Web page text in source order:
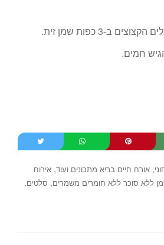
ב-3 כפות שמן זית.
חמים.
, אורח חיים בריא מתכונים ועוד, אירוח
ללא סוכר ללא חומרים משמרים, סלטים.